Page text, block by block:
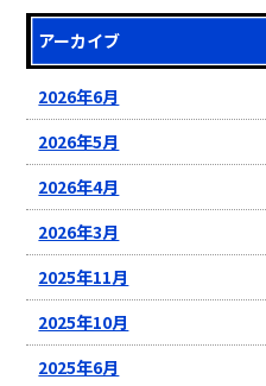
アーカイブ
2026年6月
2026年5月
2026年4月
2026年3月
2025年11月
2025年10月
2025年6月